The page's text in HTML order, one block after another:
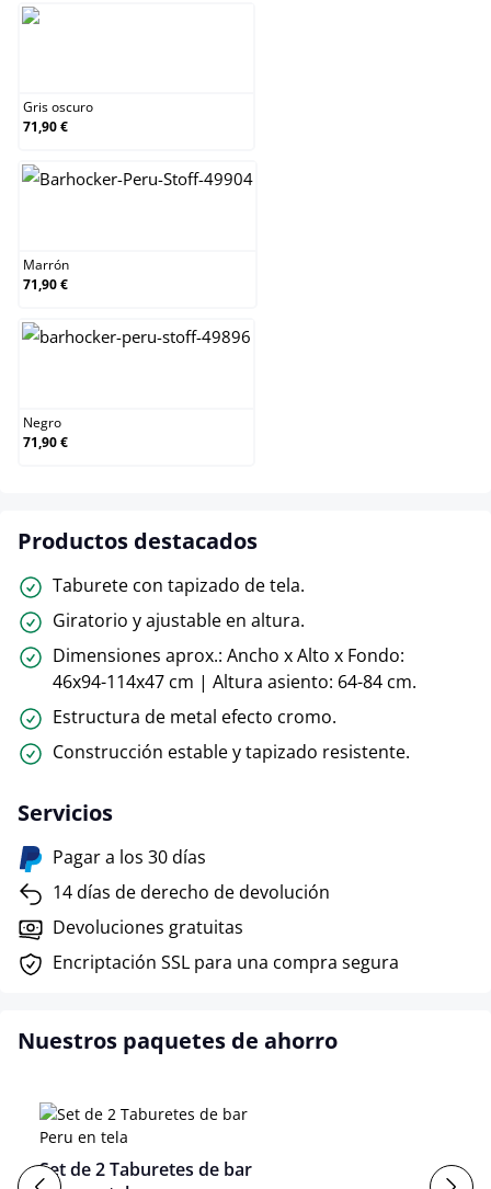
Gris oscuro
71,90 €
Marrón
71,90 €
Negro
71,90 €
Productos destacados
Taburete con tapizado de tela.
Giratorio y ajustable en altura.
Dimensiones aprox.: Ancho x Alto x Fondo:
46x94-114x47 cm | Altura asiento: 64-84 cm.
Estructura de metal efecto cromo.
Construcción estable y tapizado resistente.
Servicios
Pagar a los 30 días
14 días de derecho de devolución
Devoluciones gratuitas
Encriptación SSL para una compra segura
Nuestros paquetes de ahorro
Set de 2 Taburetes de bar